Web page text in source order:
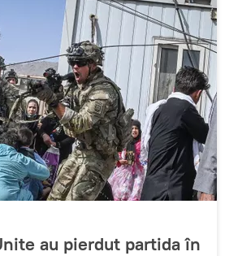
au pierdut partida în